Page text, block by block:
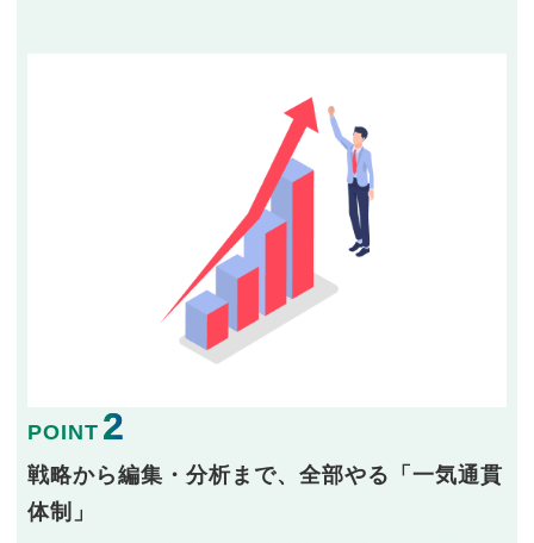
POINT 2
戦略から編集・分析まで、全部やる「一気通貫
体制」